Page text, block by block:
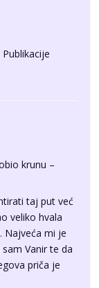
Publikacije
krunu –
taj put već
veliko hvala
Najveća mi je
Vanir te da
priča je